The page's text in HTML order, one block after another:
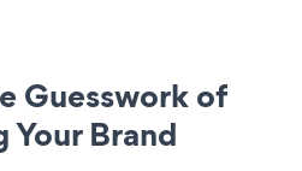
Guesswork of
Your Brand